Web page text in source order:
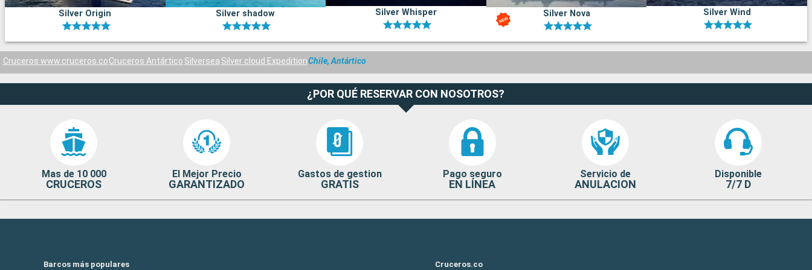
Silver Origin Silver shadow Silver Whisper Silver Nova Silver Wind
Cruceros www.cruceros.coCruceros Antártico Silversea Silver cloud ExpeditionChile, Antártico
¿POR QUÉ RESERVAR CON NOSOTROS?
Mas de 10 000
CRUCEROS
El Mejor Precio
GARANTIZADO
Gastos de gestion
GRATIS
Pago seguro
EN LÍNEA
Servicio de
ANULACION
Disponible
7/7 D
Barcos más populares Cruceros.co